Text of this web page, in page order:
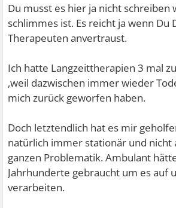
Du musst es hier ja nicht schreiben
schlimmes ist. Es reicht ja wenn Du
Therapeuten anvertraust.
Ich hatte Langzeittherapien 3 mal
,weil dazwischen immer wieder
mich zurück geworfen haben.
Doch letztendlich hat es mir
natürlich immer stationär und nicht
ganzen Problematik. Ambulant
Jahrhunderte gebraucht um es auf
verarbeiten.